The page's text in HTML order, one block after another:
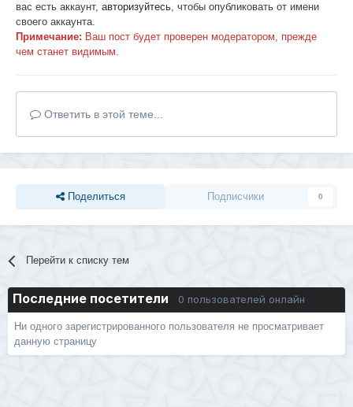
вас есть аккаунт, авторизуйтесь, чтобы опубликовать от имени
своего аккаунта.
Примечание: Ваш пост будет проверен модератором, прежде
чем станет видимым.
Ответить в этой теме...
Поделиться Подписчики 0
Перейти к списку тем
Последние посетители 0 пользователей онлайн
Ни одного зарегистрированного пользователя не просматривает
данную страницу